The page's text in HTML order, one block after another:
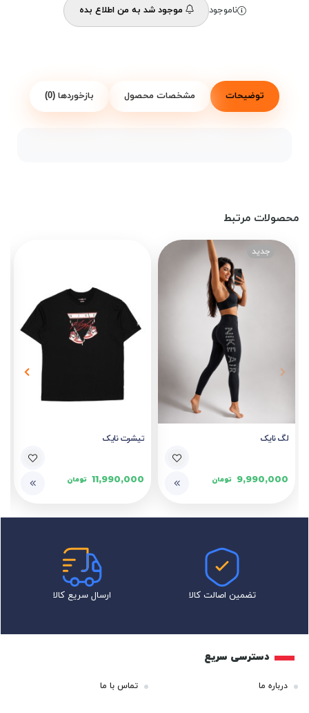
ناموجود موجود شد به من اطلاع بده
توضیحات مشخصات محصول بازخوردها (0)
محصولات مرتبط
لگ نایک
9,990,000 تومان
تیشرت نایک
11,990,000 تومان
تضمین اصالت کالا ارسال سریع کالا
دسترسی سریع
درباره ما تماس با ما